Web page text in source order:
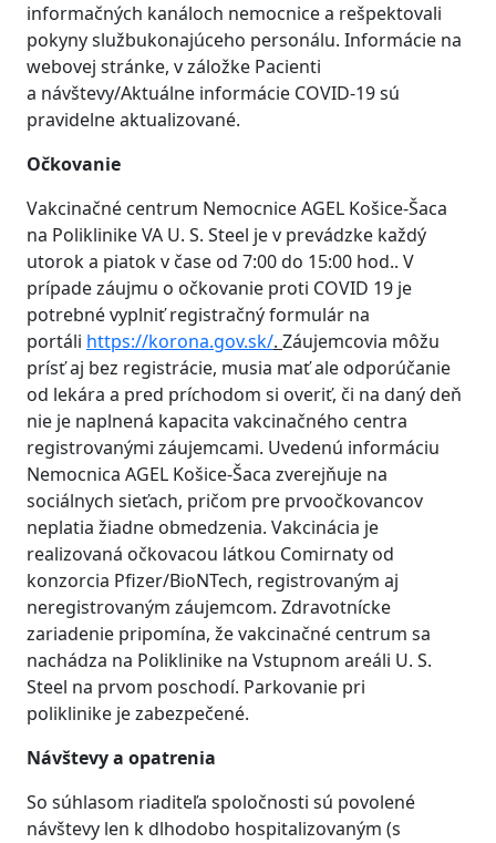
informačných kanáloch nemocnice a rešpektovali
pokyny službukonajúceho personálu. Informácie na
webovej stránke, v záložke Pacienti
a návštevy/Aktuálne informácie COVID-19 sú
pravidelne aktualizované.
Očkovanie
Vakcinačné centrum Nemocnice AGEL Košice-Šaca
na Poliklinike VA U. S. Steel je v prevádzke každý
utorok a piatok v čase od 7:00 do 15:00 hod.. V
prípade záujmu o očkovanie proti COVID 19 je
potrebné vyplniť registračný formulár na
portáli https://korona.gov.sk/. Záujemcovia môžu
prísť aj bez registrácie, musia mať ale odporúčanie
od lekára a pred príchodom si overiť, či na daný deň
nie je naplnená kapacita vakcinačného centra
registrovanými záujemcami. Uvedenú informáciu
Nemocnica AGEL Košice-Šaca zverejňuje na
sociálnych sieťach, pričom pre prvoočkovancov
neplatia žiadne obmedzenia. Vakcinácia je
realizovaná očkovacou látkou Comirnaty od
konzorcia Pfizer/BioNTech, registrovaným aj
neregistrovaným záujemcom. Zdravotnícke
zariadenie pripomína, že vakcinačné centrum sa
nachádza na Poliklinike na Vstupnom areáli U. S.
Steel na prvom poschodí. Parkovanie pri
poliklinike je zabezpečené.
Návštevy a opatrenia
So súhlasom riaditeľa spoločnosti sú povolené
návštevy len k dlhodobo hospitalizovaným (s